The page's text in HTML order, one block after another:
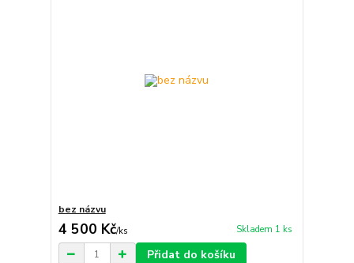
bez názvu
4 500 Kč/ks Skladem 1 ks
Přidat do košíku